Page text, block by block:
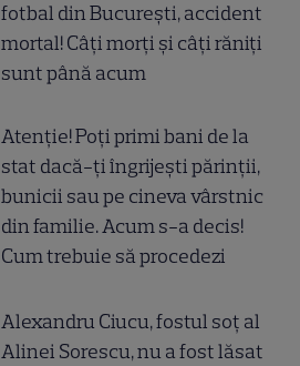
fotbal din București, accident
mortal! Câți morți și câți răniți
sunt până acum
Atenție! Poți primi bani de la
stat dacă-ți îngrijești părinții,
bunicii sau pe cineva vârstnic
din familie. Acum s-a decis!
Cum trebuie să procedezi
Alexandru Ciucu, fostul soț al
Alinei Sorescu, nu a fost lăsat